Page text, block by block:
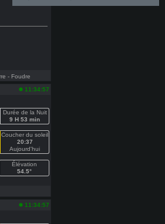
- Foudre
11:34:57
Durée de la Nuit
9 H 53 min
Coucher du soleil
20:37
Aujourd'hui
Élévation
54.5°
11:34:57